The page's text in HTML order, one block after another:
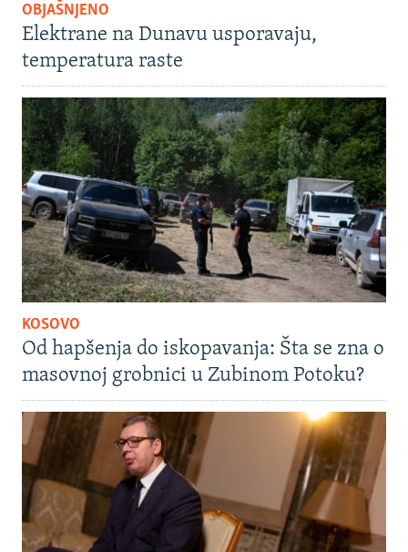
OBJAŠNJENO
Elektrane na Dunavu usporavaju,
temperatura raste
KOSOVO
Od hapšenja do iskopavanja: Šta se zna o
masovnoj grobnici u Zubinom Potoku?